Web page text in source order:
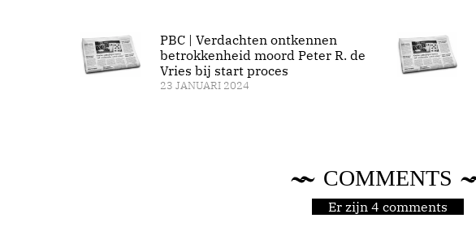
PBC | Verdachten ontkennen
betrokkenheid moord Peter R. de
Vries bij start proces
23 JANUARI 2024
COMMENTS
Er zijn 4 comments